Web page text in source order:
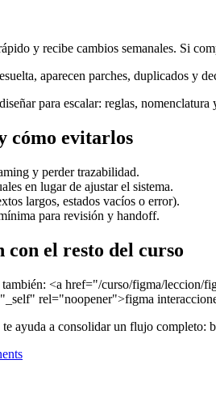
y recibe cambios semanales. Si
aparecen parches, duplicados y
para escalar: reglas,
cómo evitarlos
y perder trazabilidad.
en lugar de ajustar el sistema.
largos, estados vacíos o error).
para revisión y handoff.
con el resto del curso
también: <a href="/curso/figma/
rel="noopener">figma
te ayuda a consolidar un flujo completo: